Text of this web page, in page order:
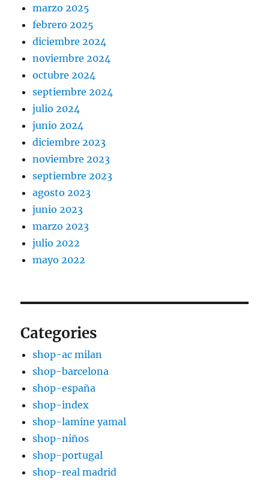
marzo 2025
febrero 2025
diciembre 2024
noviembre 2024
octubre 2024
septiembre 2024
julio 2024
junio 2024
diciembre 2023
noviembre 2023
septiembre 2023
agosto 2023
junio 2023
marzo 2023
julio 2022
mayo 2022
Categories
shop-ac milan
shop-barcelona
shop-españa
shop-index
shop-lamine yamal
shop-niños
shop-portugal
shop-real madrid